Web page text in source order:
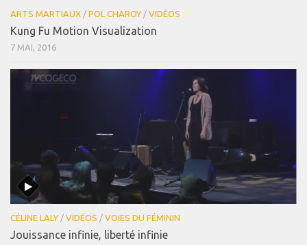
ARTS MARTIAUX / POL CHAROY / VIDÉOS
Kung Fu Motion Visualization
7 MAI, 2016
CÉLINE LALY / VIDÉOS / VOIES DU FÉMININ
Jouissance infinie, liberté infinie